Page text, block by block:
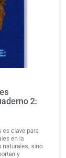
2:
es clave para
en la
naturales, sino
y